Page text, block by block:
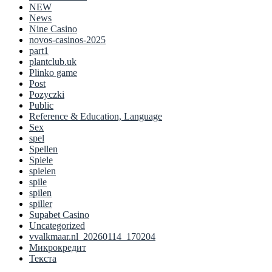
NEW
News
Nine Casino
novos-casinos-2025
part1
plantclub.uk
Plinko game
Post
Pozyczki
Public
Reference & Education, Language
Sex
spel
Spellen
Spiele
spielen
spile
spilen
spiller
Supabet Casino
Uncategorized
vvalkmaar.nl_20260114_170204
Микрокредит
Текста